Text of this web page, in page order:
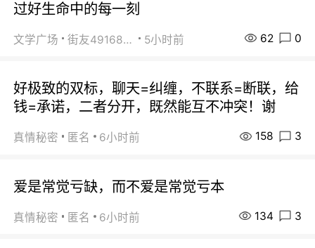
过好生命中的每一刻
文学广场 街友49168527 5小时前 62 0
好极致的双标，聊天=纠缠，不联系=断联，给
钱=承诺，二者分开，既然能互不冲突！谢
真情秘密 匿名 6小时前 158 3
爱是常觉亏缺，而不爱是常觉亏本
真情秘密 匿名 6小时前 134 3